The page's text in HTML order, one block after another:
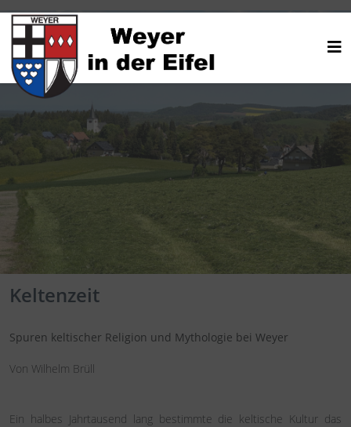
Keltenzeit
Spuren keltischer Religion und Mythologie bei Weyer
Von Wilhelm Brüll
Ein halbes Jahrtausend lang bestimmte die keltische Kultur das